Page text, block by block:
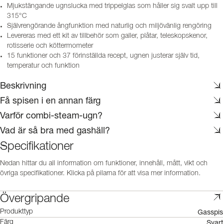
Mjukstängande ugnslucka med trippelglas som håller sig svalt upp till
315°C
Självrengörande ångfunktion med naturlig och miljövänlig rengöring
Levereras med ett kit av tillbehör som galler, plåtar, teleskopskenor,
rotisserie och köttermometer
15 funktioner och 37 förinställda recept, ugnen justerar själv tid,
temperatur och funktion
Beskrivning
Få spisen i en annan färg
Varför combi-steam-ugn?
Vad är så bra med gashäll?
Specifikationer
Nedan hittar du all information om funktioner, innehåll, mått, vikt och
övriga specifikationer. Klicka på pilarna för att visa mer information.
Övergripande
Produkttyp Gasspis
Färg Svart